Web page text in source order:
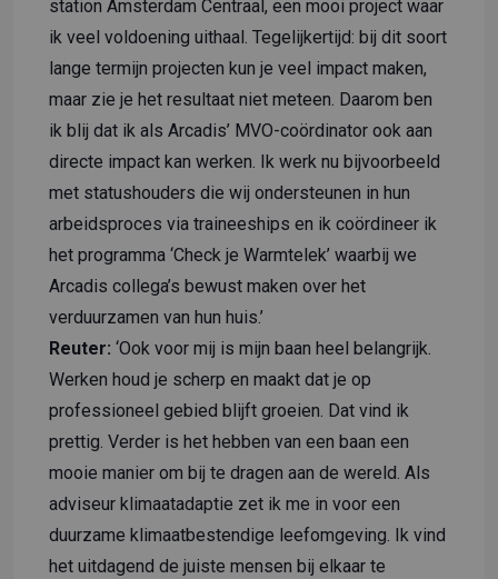
station Amsterdam Centraal, een mooi project waar
ik veel voldoening uithaal. Tegelijkertijd: bij dit soort
lange termijn projecten kun je veel impact maken,
maar zie je het resultaat niet meteen. Daarom ben
ik blij dat ik als Arcadis’ MVO-coördinator ook aan
directe impact kan werken. Ik werk nu bijvoorbeeld
met statushouders die wij ondersteunen in hun
arbeidsproces via traineeships en ik coördineer ik
het programma ‘Check je Warmtelek’ waarbij we
Arcadis collega’s bewust maken over het
verduurzamen van hun huis.’
Reuter: ‘Ook voor mij is mijn baan heel belangrijk.
Werken houd je scherp en maakt dat je op
professioneel gebied blijft groeien. Dat vind ik
prettig. Verder is het hebben van een baan een
mooie manier om bij te dragen aan de wereld. Als
adviseur klimaatadaptie zet ik me in voor een
duurzame klimaatbestendige leefomgeving. Ik vind
het uitdagend de juiste mensen bij elkaar te